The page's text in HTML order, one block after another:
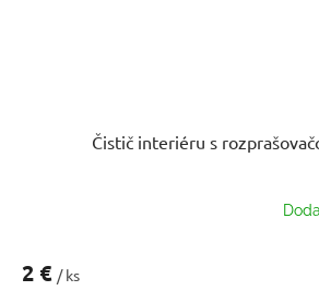
Čistič interiéru s
2 € / ks